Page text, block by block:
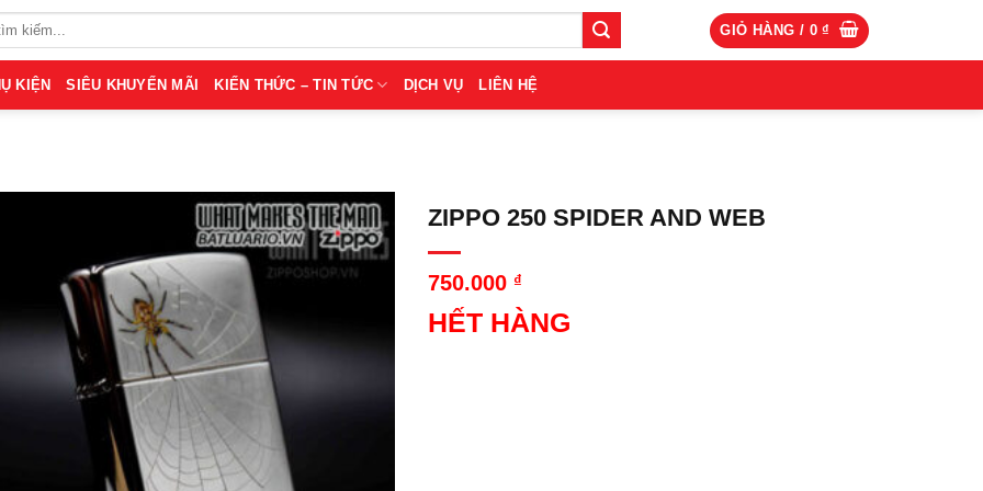
GIỎ HÀNG / 0₫
KIỆN SIÊU KHUYẾN MÃI KIẾN THỨC – TIN TỨC DỊCH VỤ LIÊN HỆ
ZIPPO 250 SPIDER AND WEB
750.000 ₫
HẾT HÀNG